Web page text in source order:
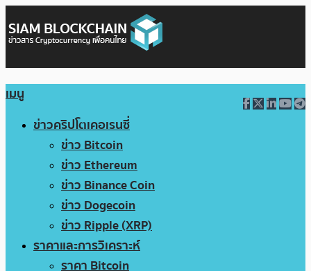
เมนู
ข่าวคริปโตเคอเรนซี่
ข่าว Bitcoin
ข่าว Ethereum
ข่าว Binance Coin
ข่าว Dogecoin
ข่าว Ripple (XRP)
ราคาและการวิเคราะห์
ราคา Bitcoin